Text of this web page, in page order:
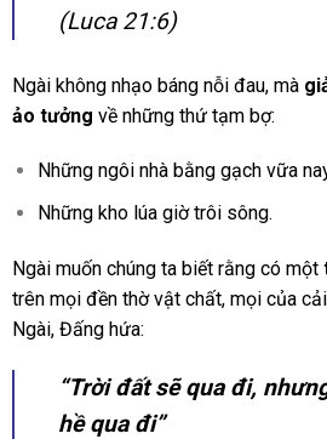
(Luca 21:6)
Ngài không nhạo báng nỗi đau, mà
ảo tưởng về những thứ tạm bợ:
Những ngôi nhà bằng gạch vữa
Những kho lúa giờ trôi sông.
Ngài muốn chúng ta biết rằng có một
trên mọi đền thờ vật chất, mọi của
Ngài, Đấng hứa:
“Trời đất sẽ qua đi,
hề qua đi”